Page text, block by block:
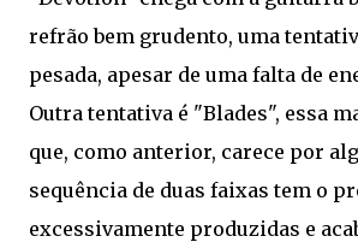
refrão bem grudento, uma
pesada, apesar de uma falta de
Outra tentativa é "Blades", essa
que, como anterior, carece por
sequência de duas faixas tem o
excessivamente produzidas e